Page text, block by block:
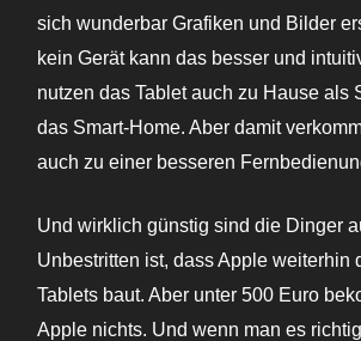
sich wunderbar Grafiken und Bilder
kein Gerät kann das besser und
nutzen das Tablet auch zu Hause als
das Smart-Home. Aber damit
auch zu einer besseren
Und wirklich günstig sind die Dinger
Unbestritten ist, dass Apple weiterhin
Tablets baut. Aber unter 500 Euro
Apple nichts. Und wenn man es